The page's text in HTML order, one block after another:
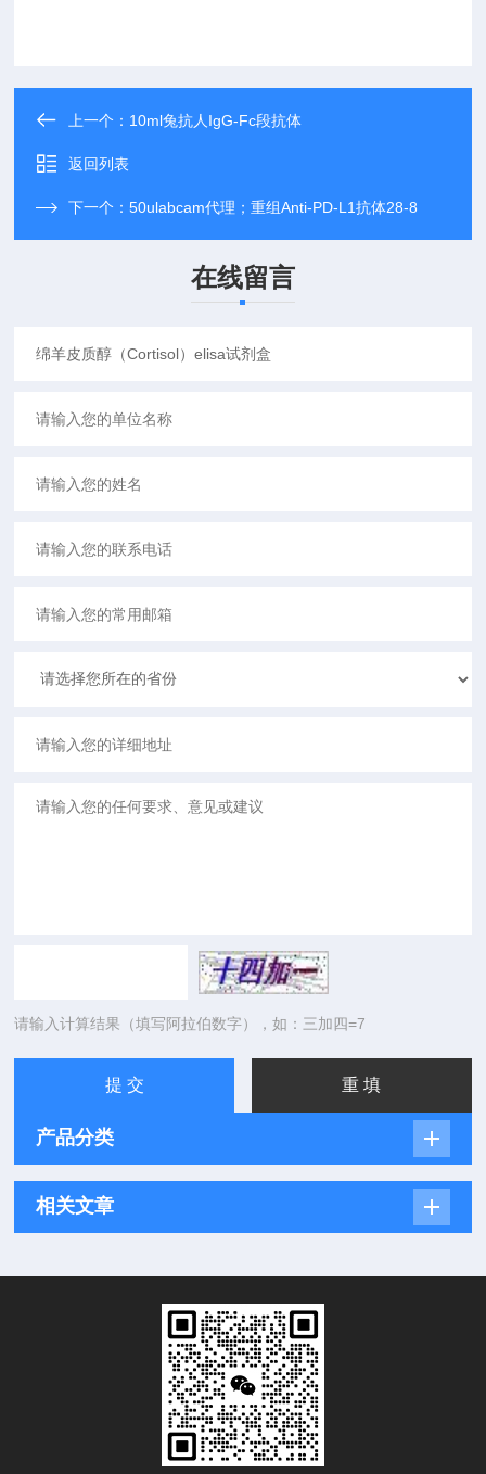
上一个： 10ml兔抗人IgG-Fc段抗体
返回列表
下一个：50ulabcam代理；重组Anti-PD-L1抗体28-8
在线留言
请输入计算结果（填写阿拉伯数字），如：三加四=7
产品分类
相关文章